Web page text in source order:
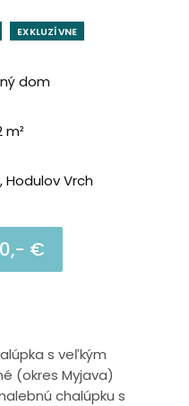
EXKLUZÍVNE
dom
m²
Hodulov Vrch
€
s veľkým
(okres Myjava)
chalúpku s